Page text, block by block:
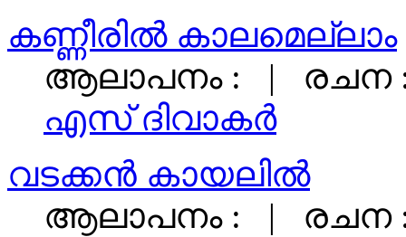
കണ്ണീരിൽ കാലമെല്ലാം
ആലാപനം : | രചന
എസ്‌ ദിവാകര്‍
വടക്കൻ കായലിൽ
ആലാപനം : | രചന